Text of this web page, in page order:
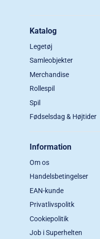
Katalog
Legetøj
Samleobjekter
Merchandise
Rollespil
Spil
Fødselsdag & Højtider
Information
Om os
Handelsbetingelser
EAN-kunde
Privatlivspolitk
Cookiepolitik
Job i Superhelten